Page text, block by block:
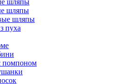
шляпы
шляпы
шляпы
пуха
помпоном